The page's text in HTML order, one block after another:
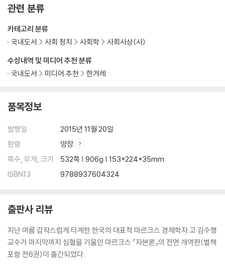
뿐 아니라 각국 언어로 출판된 여러 판본의 번역자와 편집자들이 원문의
과들을 취합해서 책 전체에 걸쳐 본문과 역자주에 반영함으로써 지금까지
출판된 어떤 『자본론』보다도 충실하고 올바른 이해가 가능한 번역본으로
과 인명해설, 찾아보기 등을 통합, 별도의 책으로 펴냄으로써, 일반 독자들
은 물론 전문 연구자들도 더 쉽게 참조, 연구할 수 있도록 했다.
[도서] 자본론 부록 : 정치경제학 비판 (2015년 개역판 )
지난 여름 갑작스럽게 타계한 한국의 대표적 마르크스 경제학자 고 김수행
교수가 마지막까지 심혈을 기울인 마르크스 『자본론』의 전면 개역판(별책
포함 전6권)이 출간되었다. 이번 개역판은 그동안 김수행 교수가 자신의
마지막 『자본론』 개역으로 계획하고 2013년부터 개정에 착수하여 준비해
오던 것으로, 기존 번역본에서 지적되었던 어색한 표현들과 오역, 오탈자
를 꼼꼼히 수정했음은 물론, 번역용어의 선택과 표현에서 한자식, 영어식
과들을 반영하고 있다. 이번 개역에서는 『자본론』의 최신 영어판인 마르크
37권과 일본의 新日本出版社 판 『자본론』을 주로 참조했는데, 영어판은
마르크스-엥겔스 전집(MEGA; Marx-Engels Gesamtausgabe) 출
판작업의 성과를 반영하고 있으며, 일본어판은 『자본론』의 원문인 독어판
제5절 표준노동일을 얻기 위한 투쟁 : 14세기 중엽에서 17세기 말까지 노
제6절 표준노동일을 얻기 위한 투쟁 : 법률이 노동시간을 강제로 제한. 18
33~1864년의 영국 공장법
제11장 잉여가치율과 잉여가치량
제12장 상대적 잉여가치의 개념
제13장 협업
제14장 분업과 매뉴팩처
제1절 매뉴팩처의 두 가지 기원
제2절 부분노동자와 그의 도구
제3절 매뉴팩처의 두 가지 기본형태 : 이질적 매뉴팩처와 유기적 매뉴팩처
제4절 매뉴팩처 안의 분업과 사회 안의 분업
관련 분류
수상내역 및 미디어 추천 분류
국내도서
미디어 추천 한겨레
카테고리 분류
국내도서
사회 정치 사회학 사회사상(사)
품목정보
발행일
2015년 11월 20일
판형
양장
쪽수, 무게, 크기
532쪽 | 906g | 153*224*35mm
ISBN13
9788937604324
출판사 리뷰
지난 여름 갑작스럽게 타계한 한국의 대표적 마르크스 경제학자 고 김수행
교수가 마지막까지 심혈을 기울인 마르크스 『자본론』의 전면 개역판(별책
포함 전6권)이 출간되었다.